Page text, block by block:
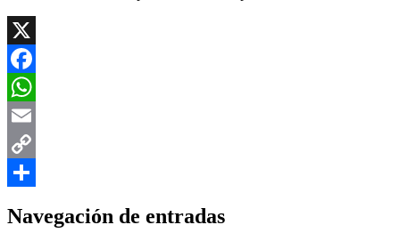
X
Facebook
WhatsApp
Email
Copy
Navegación de entradas